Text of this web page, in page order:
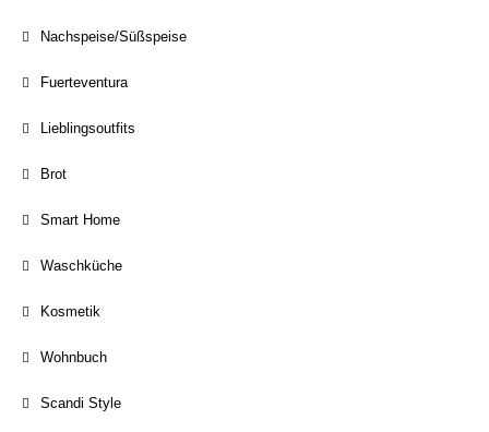
Nachspeise/Süßspeise
Fuerteventura
Lieblingsoutfits
Brot
Smart Home
Waschküche
Kosmetik
Wohnbuch
Scandi Style